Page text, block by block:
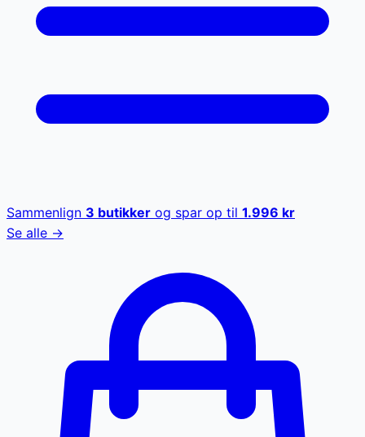
Sammenlign 3 butikker og spar op til 1.996 kr
Se alle →